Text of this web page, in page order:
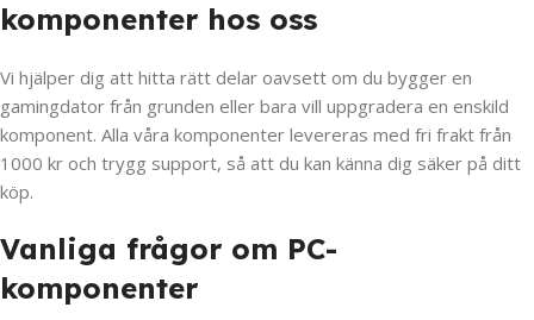
komponenter hos oss
Vi hjälper dig att hitta rätt delar oavsett om du bygger en
gamingdator från grunden eller bara vill uppgradera en enskild
komponent. Alla våra komponenter levereras med fri frakt från
1000 kr och trygg support, så att du kan känna dig säker på ditt
köp.
Vanliga frågor om PC-
komponenter